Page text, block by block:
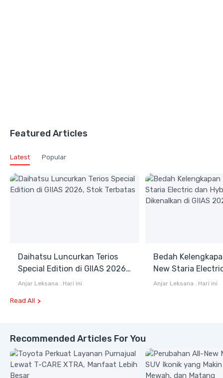
Featured Articles
Latest Popular
Daihatsu Luncurkan Terios
Special Edition di GIIAS 2026,
Stok Terbatas
Anjar Leksana . Hari ini
Bedah
New Staria
Hybrid yang
Anjar Leksana . Hari ini
Read All
Recommended Articles For You